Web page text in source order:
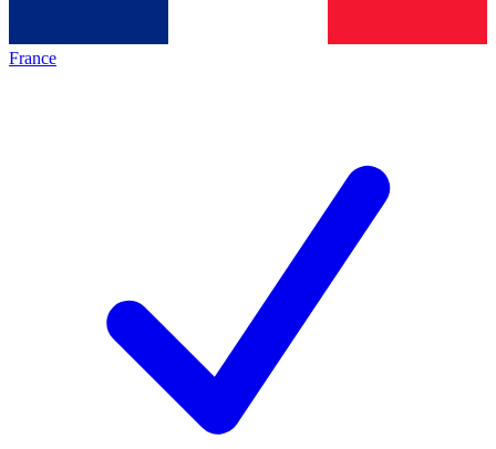
France